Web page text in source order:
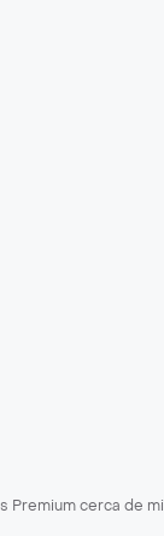
Premium cerca de mi